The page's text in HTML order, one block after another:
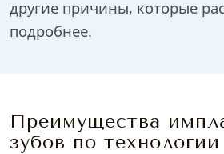
другие причины, которые
подробнее.
Преимущества
зубов по